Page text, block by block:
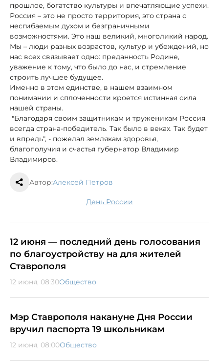
прошлое, богатство культуры и впечатляющие успехи.
Россия – это не просто территория, это страна с
несгибаемым духом и безграничными
возможностями. Это наш великий, многоликий народ.
Мы – люди разных возрастов, культур и убеждений, но
нас всех связывает одно: преданность Родине,
уважение к тому, что было до нас, и стремление
строить лучшее будущее.
Именно в этом единстве, в нашем взаимном
понимании и сплоченности кроется истинная сила
нашей страны.
"Благодаря своим защитникам и труженикам Россия
всегда страна-победитель. Так было в веках. Так будет
и впредь", - пожелал землякам здоровья,
благополучия и счастья губернатор Владимир
Владимиров.
Автор:Алексей Петров
День России
12 июня — последний день голосования
по благоустройству на для жителей
Ставрополя
12 июня, 08:30Общество
Мэр Ставрополя накануне Дня России
вручил паспорта 19 школьникам
12 июня, 08:00Общество